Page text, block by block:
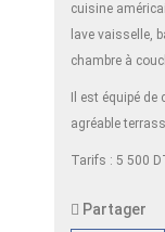
cuisine
lave vaisselle,
chambre à
Il est équipé
agréable
Tarifs : 5 500
Partager